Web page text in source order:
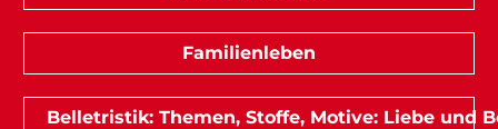
Familienleben
Belletristik: Themen, Stoffe, Motive: Liebe und